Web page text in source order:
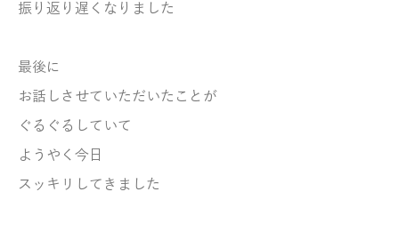
振り返り遅くなりました
最後に
お話しさせていただいたことが
ぐるぐるしていて
ようやく今日
スッキリしてきました